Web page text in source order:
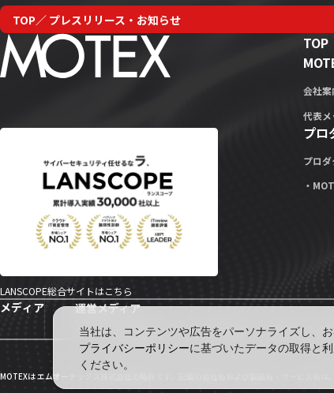
TOP プレスリリース・お知らせ
LANSCOPE総合サイトはこちら
TOP
会社案
代表メ
プロ
プロ
・
メディア 運営メディア
セキュリティ情報サイト「wiz LANCOPE」 会社ブログ「
MOTEXは エムオーテックス株式会社の略称です。記載の会社名および製品名・サービス名は
当社は、コンテンツや広告をパーソナライズし、
プライバシーポリシーに基づいたデータの取得と
ください。